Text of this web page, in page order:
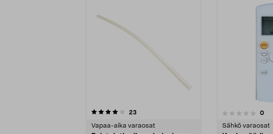
23
Vapaa-aika varaosat
0.0 viidestä
0
Sähkö varaosat